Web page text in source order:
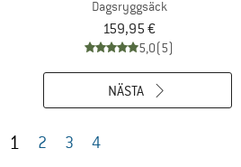
Dagsryggsäck
159,95 €
5,0(5)
1 2 3 4
NÄSTA